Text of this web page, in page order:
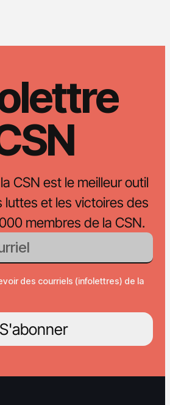
CSN est le meilleur outil
luttes et les victoires des
membres de la CSN.
des courriels (infolettres) de la
S'abonner